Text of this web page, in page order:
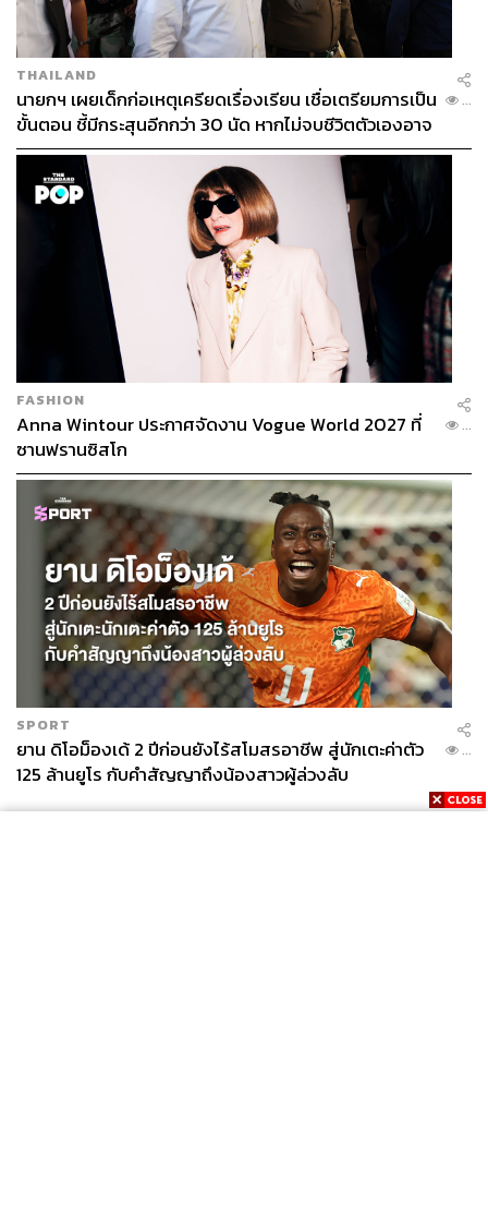
THAILAND
นายกฯ เผยเด็กก่อเหตุเครียดเรื่องเรียน เชื่อเตรียมการเป็น
ขั้นตอน ชี้มีกระสุนอีกกว่า 30 นัด หากไม่จบชีวิตตัวเองอาจ
สูญเสียเพิ่ม
...
FASHION
Anna Wintour ประกาศจัดงาน Vogue World 2027 ที่
ซานฟรานซิสโก
...
SPORT
ยาน ดิโอม็องเด้ 2 ปีก่อนยังไร้สโมสรอาชีพ สู่นักเตะค่าตัว
125 ล้านยูโร กับคำสัญญาถึงน้องสาวผู้ล่วงลับ
...